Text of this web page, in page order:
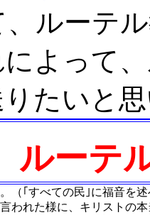
ルーテ
よって
たいと
ルーテ
（｢すべての民｣に福音を
われた様に、キリストの